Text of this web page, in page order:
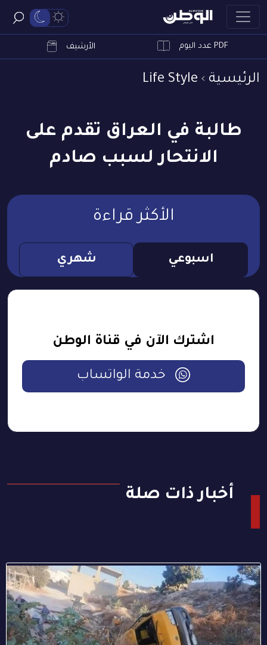
PDF عدد اليوم الأرشيف
الرئيسية Life Style
طالبة في العراق تقدم على
الانتحار لسبب صادم
الأكثر قراءة
اسبوعي شهري
اشترك الآن في قناة الوطن
خدمة الواتساب
أخبار ذات صلة